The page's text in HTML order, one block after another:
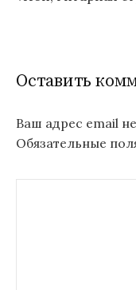
Оставить
Ваш адрес email
Обязательные